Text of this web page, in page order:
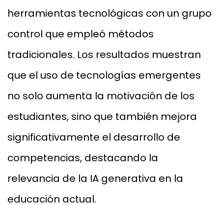
herramientas tecnológicas con un grupo
control que empleó métodos
tradicionales. Los resultados muestran
que el uso de tecnologías emergentes
no solo aumenta la motivación de los
estudiantes, sino que también mejora
significativamente el desarrollo de
competencias, destacando la
relevancia de la IA generativa en la
educación actual.